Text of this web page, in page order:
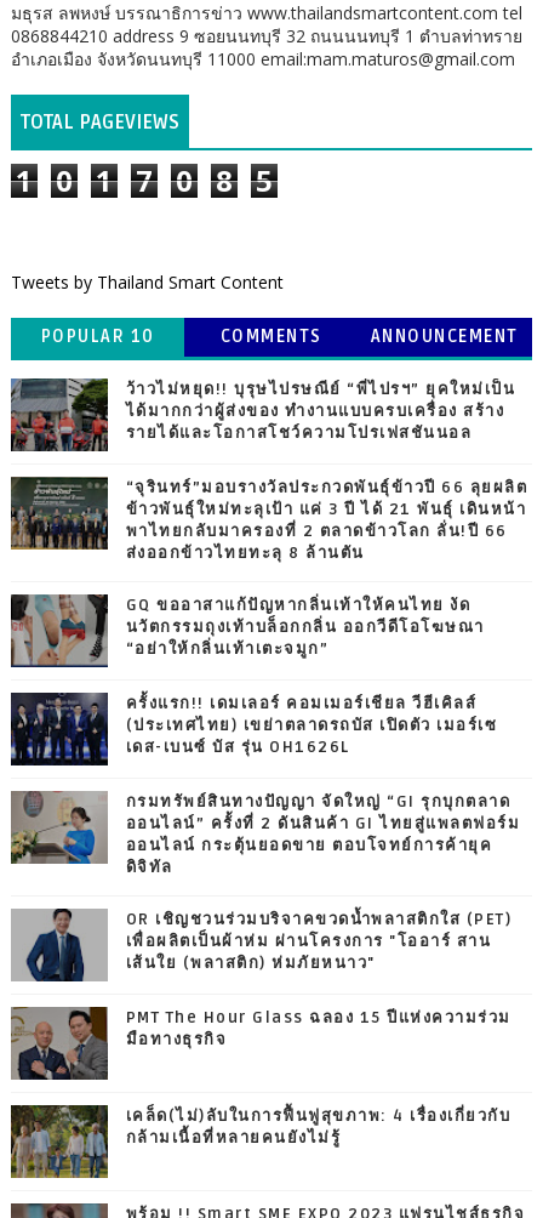
มธุรส ลพหงษ์ บรรณาธิการข่าว www.thailandsmartcontent.com tel
0868844210 address 9 ซอยนนทบุรี 32 ถนนนนทบุรี 1 ตำบลท่าทราย
อำเภอเมือง จังหวัดนนทบุรี 11000 email:mam.maturos@gmail.com
TOTAL PAGEVIEWS
1 0 1 7 0 8 5
Tweets by Thailand Smart Content
POPULAR 10 COMMENTS ANNOUNCEMENT
ว้าวไม่หยุด!! บุรุษไปรษณีย์ “พี่ไปรฯ” ยุคใหม่เป็น
ได้มากกว่าผู้ส่งของ ทำงานแบบครบเครื่อง สร้าง
รายได้และโอกาสโชว์ความโปรเฟสชันนอล
“จุรินทร์”มอบรางวัลประกวดพันธุ์ข้าวปี 66 ลุยผลิต
ข้าวพันธุ์ใหม่ทะลุเป้า แค่ 3 ปี ได้ 21 พันธุ์ เดินหน้า
พาไทยกลับมาครองที่ 2 ตลาดข้าวโลก ลั่น!ปี 66
ส่งออกข้าวไทยทะลุ 8 ล้านตัน
GQ ขออาสาแก้ปัญหากลิ่นเท้าให้คนไทย งัด
นวัตกรรมถุงเท้าบล็อกกลิ่น ออกวีดีโอโฆษณา
“อย่าให้กลิ่นเท้าเตะจมูก”
ครั้งแรก!! เดมเลอร์ คอมเมอร์เชียล วีฮีเคิลส์
(ประเทศไทย) เขย่าตลาดรถบัส เปิดตัว เมอร์เซ
เดส-เบนซ์ บัส รุ่น OH1626L
กรมทรัพย์สินทางปัญญา จัดใหญ่ “GI รุกบุกตลาด
ออนไลน์” ครั้งที่ 2 ดันสินค้า GI ไทยสู่แพลตฟอร์ม
ออนไลน์ กระตุ้นยอดขาย ตอบโจทย์การค้ายุค
ดิจิทัล
OR เชิญชวนร่วมบริจาคขวดน้ำพลาสติกใส (PET)
เพื่อผลิตเป็นผ้าห่ม ผ่านโครงการ "โออาร์ สาน
เส้นใย (พลาสติก) ห่มภัยหนาว"
PMT The Hour Glass ฉลอง 15 ปีแห่งความร่วม
มือทางธุรกิจ
เคล็ด(ไม่)ลับในการฟื้นฟูสุขภาพ: 4 เรื่องเกี่ยวกับ
กล้ามเนื้อที่หลายคนยังไม่รู้